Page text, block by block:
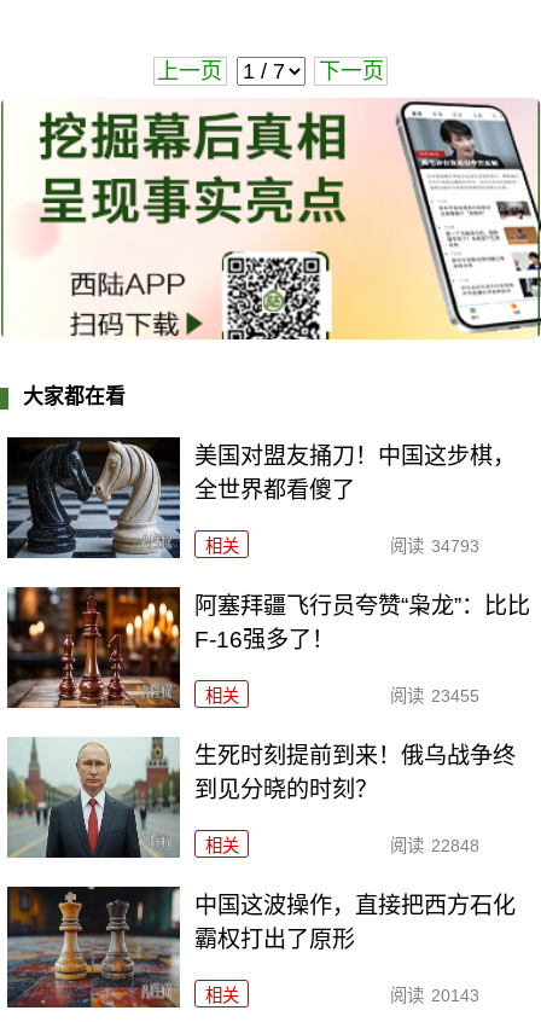
上一页 下一页
大家都在看
美国对盟友捅刀！中国这步棋，
全世界都看傻了
相关 阅读 34793
阿塞拜疆飞行员夸赞“枭龙”：比比
F-16强多了！
相关 阅读 23455
生死时刻提前到来！俄乌战争终
到见分晓的时刻？
相关 阅读 22848
中国这波操作，直接把西方石化
霸权打出了原形
相关 阅读 20143